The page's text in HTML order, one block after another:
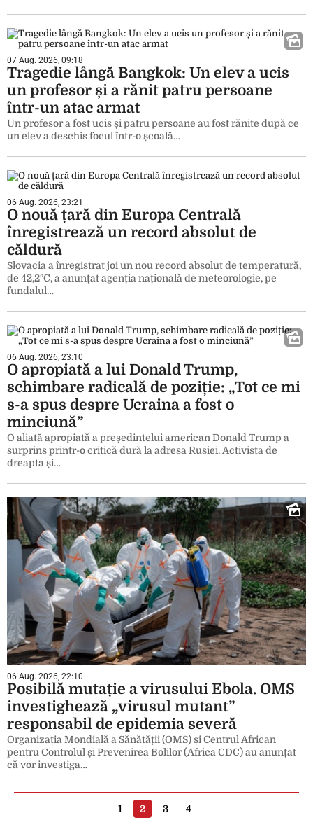
07 Aug. 2026, 09:18
Tragedie lângă Bangkok: Un elev a ucis
un profesor și a rănit patru persoane
într-un atac armat
Un profesor a fost ucis și patru persoane au fost rănite după ce
un elev a deschis focul într-o școală…
06 Aug. 2026, 23:21
O nouă țară din Europa Centrală
înregistrează un record absolut de
căldură
Slovacia a înregistrat joi un nou record absolut de temperatură,
de 42,2°C, a anunțat agenția națională de meteorologie, pe
fundalul…
06 Aug. 2026, 23:10
O apropiată a lui Donald Trump,
schimbare radicală de poziție: „Tot ce mi
s-a spus despre Ucraina a fost o
minciună”
O aliată apropiată a președintelui american Donald Trump a
surprins printr-o critică dură la adresa Rusiei. Activista de
dreapta și…
06 Aug. 2026, 22:10
Posibilă mutație a virusului Ebola. OMS
investighează „virusul mutant”
responsabil de epidemia severă
Organizația Mondială a Sănătății (OMS) și Centrul African
pentru Controlul și Prevenirea Bolilor (Africa CDC) au anunțat
că vor investiga…
1 2 3 4